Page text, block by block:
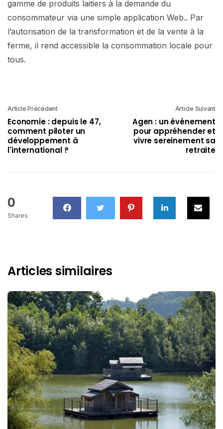
gamme de produits laitiers à la demande du
consommateur via une simple application Web.. Par
l’autorisation de la transformation et de la vente à la
ferme, il rend accessible la consommation locale pour
tous.
Article Précédent
Economie : depuis le 47,
comment piloter un
développement à
l'international ?
Article Suivant
Agen : un événement
pour appréhender et
vivre sereinement sa
retraite
0
Shares
Articles similaires